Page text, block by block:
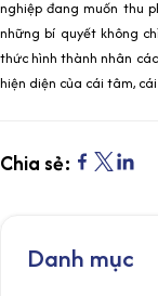
nghiệp đang muốn thu
những bí quyết không
thức hình thành nhân
hiện diện của cái tâm,
Chia sẻ:
Danh mục